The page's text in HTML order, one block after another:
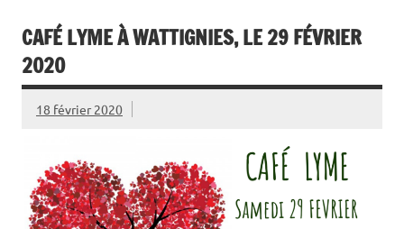
CAFÉ LYME À WATTIGNIES, LE 29 FÉVRIER
2020
18 février 2020